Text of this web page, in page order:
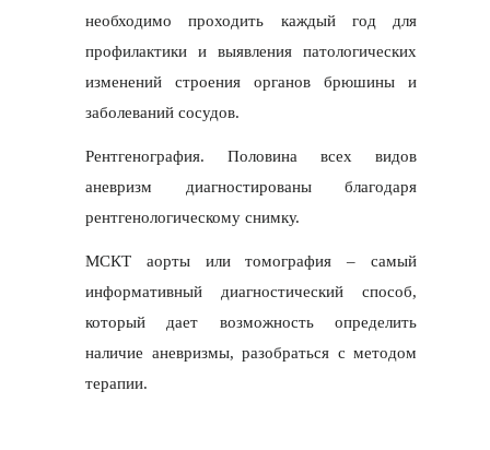
необходимо проходить каждый год для
профилактики и выявления патологических
изменений строения органов брюшины и
заболеваний сосудов.
Рентгенография. Половина всех видов
аневризм диагностированы благодаря
рентгенологическому снимку.
МСКТ аорты или томография – самый
информативный диагностический способ,
который дает возможность определить
наличие аневризмы, разобраться с методом
терапии.